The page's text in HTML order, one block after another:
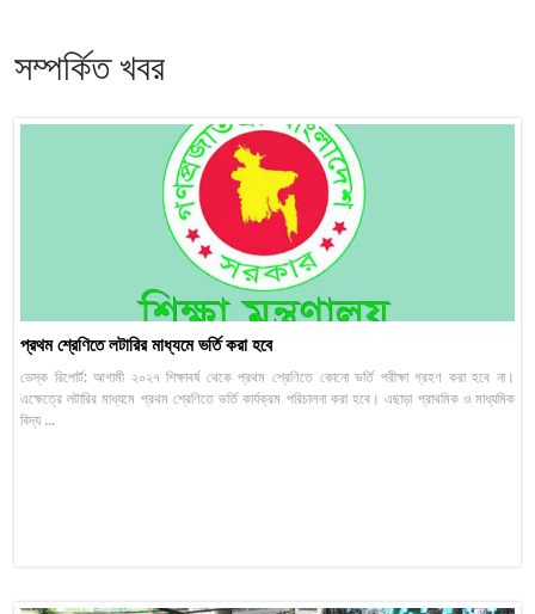
সম্পর্কিত খবর
প্রথম শ্রেণিতে লটারির মাধ্যমে ভর্তি করা হবে
ডেস্ক রিপোর্ট: আগামী ২০২৭ শিক্ষাবর্ষ থেকে প্রথম শ্রেণিতে কোনো ভর্তি পরীক্ষা গ্রহণ করা হবে না।
এক্ষেত্রে লটারির মাধ্যমে প্রথম শ্রেণিতে ভর্তি কার্যক্রম পরিচালনা করা হবে। এছাড়া প্রাথমিক ও মাধ্যমিক
বিদ্য ...